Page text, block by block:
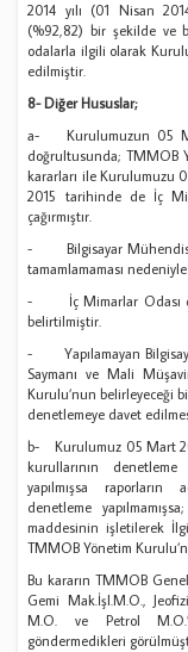
2014 yılı (01 Nisan
(%92,82) bir şekilde ve
odalarla ilgili olarak
edilmiştir.
8- Diğer Hususlar;
a- Kurulumuzun 05
doğrultusunda; TMMOB
kararları ile Kurulumuzu
2015 tarihinde de İç
çağırmıştır.
- Bilgisayar Mühendisleri
tamamlamaması
- İç Mimarlar Odası
belirtilmiştir.
- Yapılamayan
Saymanı ve Mali
Kurulu’nun belirleyeceği
denetlemeye davet
b- Kurulumuz 05 Mart
kurullarının denetleme
yapılmışsa
denetleme
maddesinin işletilerek
TMMOB Yönetim
Bu kararın TMMOB
Gemi Mak.İşl.M.O.,
M.O. ve Petrol
göndermedikleri